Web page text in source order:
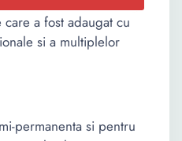
a fost adaugat cu
si a multiplelor
permanenta si pentru